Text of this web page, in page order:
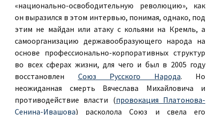
«национально-освободительную революцию», как
он выразился в этом интервью, понимая, однако, под
этим не майдан или атаку с кольями на Кремль, а
самоорганизацию державообразующего народа на
основе профессионально-корпоративных структур
во всех сферах жизни, для чего и был в 2005 году
восстановлен Союз Русского Народа. Но
неожиданная смерть Вячеслава Михайловича и
противодействие власти (провокация Платонова-
Сенина-Ивашова) расколола Союз и свела его